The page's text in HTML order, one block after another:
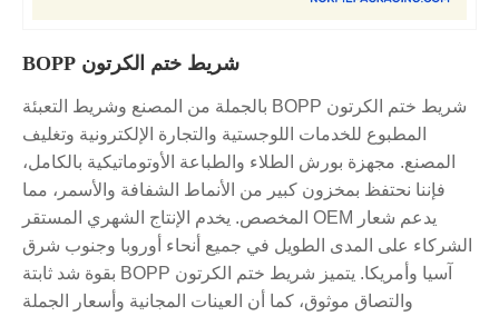
شريط ختم الكرتون BOPP
شريط ختم الكرتون BOPP بالجملة من المصنع وشريط التعبئة
المطبوع للخدمات اللوجستية والتجارة الإلكترونية وتغليف
المصنع. مجهزة بورش الطلاء والطباعة الأوتوماتيكية بالكامل،
فإننا نحتفظ بمخزون كبير من الأنماط الشفافة والأسمر، مما
يدعم شعار OEM المخصص. يخدم الإنتاج الشهري المستقر
الشركاء على المدى الطويل في جميع أنحاء أوروبا وجنوب شرق
آسيا وأمريكا. يتميز شريط ختم الكرتون BOPP بقوة شد ثابتة
والتصاق موثوق، كما أن العينات المجانية وأسعار الجملة